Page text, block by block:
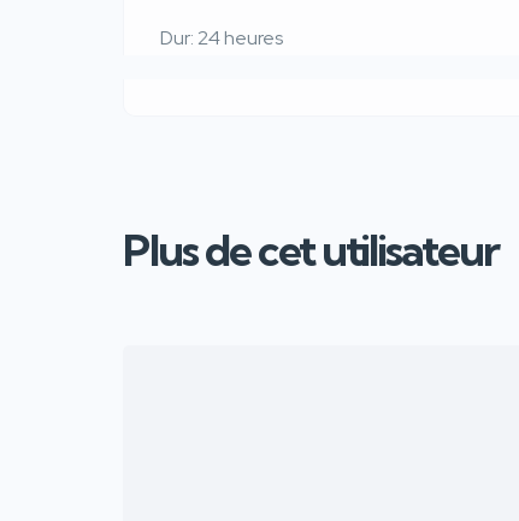
Dur: 24 heures
Plus de cet utilisateur